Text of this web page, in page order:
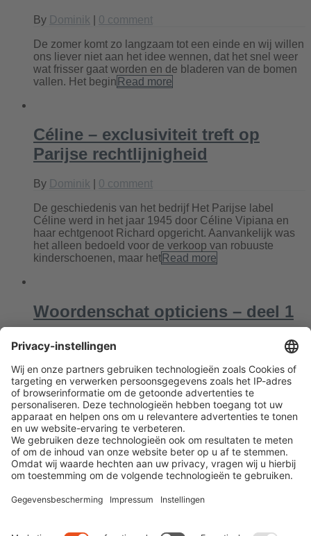
By Dominik 0 comment
De zomer komt zo langzaam tot een einde en wij willen
ons liever niet aan het idee wennen, dat het snel weer
wat frisser gaat worden en de bladeren van de bomen
vallen. Het begin Read more
Céline – exclusiviteit treft op
Parijse rechtlijnigheid
By Dominik 0 comment
De geschiedenis van het bedrijf Het Parijse label
Céline werd in het jaar 1945 door Céline Vipiana en
haar echtgenoot Richard opgericht. Aanvankelijk was
het alleen bedoeld voor de verkoop van robuuste
kinderschoenen, maar het Read more
Woordenschat opticiens – deel 1
ByDominik|0 comment
In dit eerste deel willen we jullie begrippen uitleggen
die worden gebruikt door opticiens, die met de
verschillende soorten brillenmodellen en
brillenontwerpen te maken hebben. Brilmontuur Het
aanbod aan brilmonturen is enorm. Tegenwoordig
zijnRead more
Leave a Comment
You must belogged into post a comment.
Next